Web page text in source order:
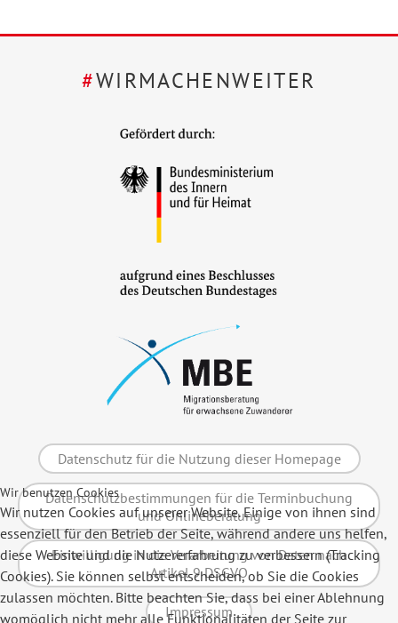
#WIRMACHENWEITER
Datenschutz für die Nutzung dieser Homepage
Datenschutzbestimmungen für die Terminbuchung
und Onlineberatung
Einwilligung in die Verarbeitung von Daten nach
Artikel 9 DSGVO
Impressum
Wir benutzen Cookies
Wir nutzen Cookies auf unserer Website. Einige von ihnen sind
essenziell für den Betrieb der Seite, während andere uns helfen,
diese Website und die Nutzererfahrung zu verbessern (Tracking
Cookies). Sie können selbst entscheiden, ob Sie die Cookies
zulassen möchten. Bitte beachten Sie, dass bei einer Ablehnung
womöglich nicht mehr alle Funktionalitäten der Seite zur